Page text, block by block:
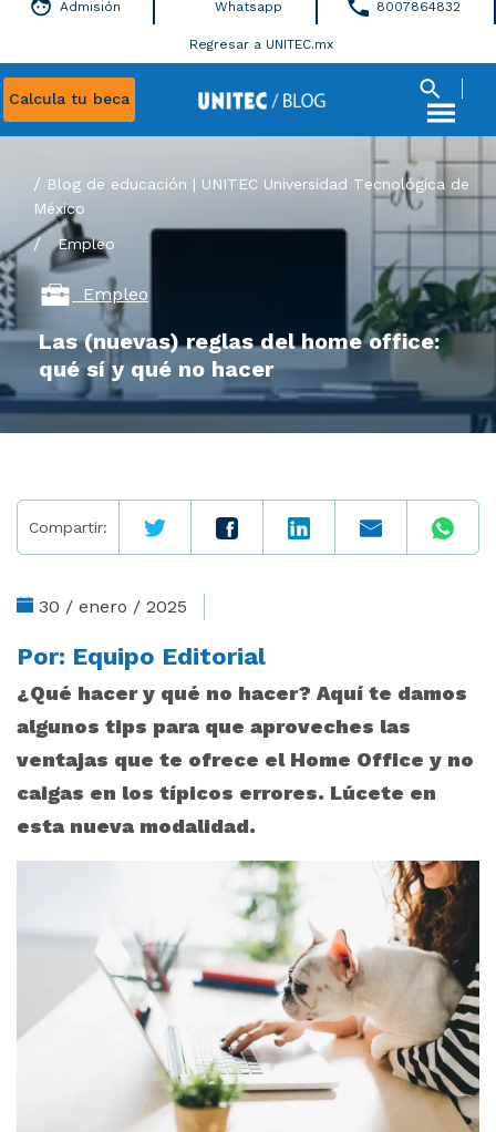
Calcula tu beca
Admisión Whatsapp 8007864832
Regresar a UNITEC.mx
Blog de educación | UNITEC Universidad Tecnológica de
México
/Empleo
Empleo
Las (nuevas) reglas del home office:
qué sí y qué no hacer
Compartir:
30 / enero / 2025
Por: Equipo Editorial
¿Qué hacer y qué no hacer? Aquí te damos
algunos tips para que aproveches las
ventajas que te ofrece el Home Office y no
caigas en los típicos errores. Lúcete en
esta nueva modalidad.